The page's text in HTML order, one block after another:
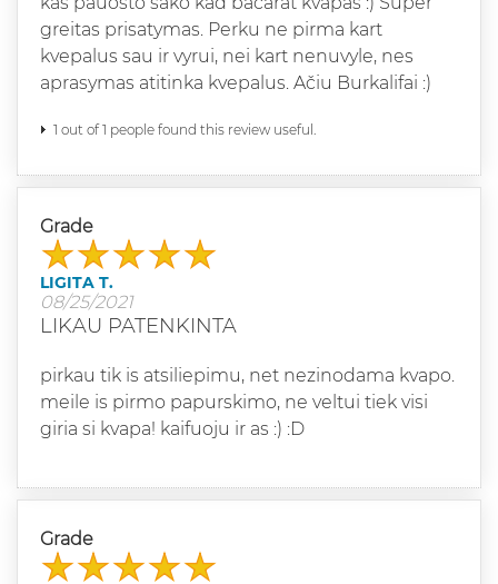
greitas prisatymas. Perku ne pirma kart
kvepalus sau ir vyrui, nei kart nenuvyle, nes
aprasymas atitinka kvepalus. Ačiu Burkalifai :)
1 out of 1 people found this review useful.
Grade
LIGITA T.
08/25/2021
LIKAU PATENKINTA
pirkau tik is atsiliepimu, net nezinodama kvapo.
meile is pirmo papurskimo, ne veltui tiek visi
giria si kvapa! kaifuoju ir as :) :D
Grade